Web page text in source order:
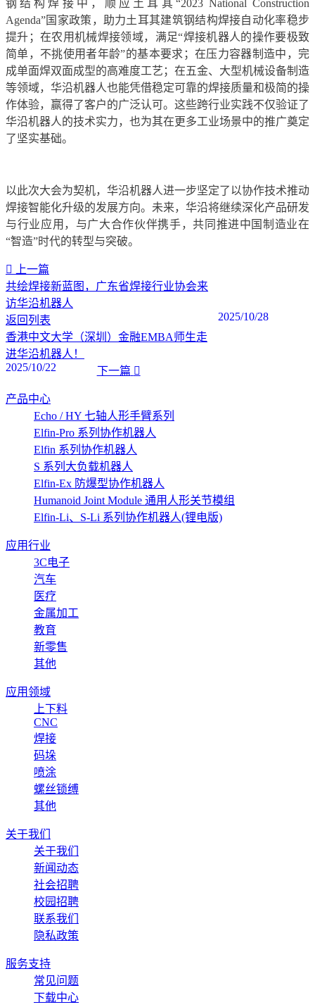
钢结构焊接中，顺应土耳其“2023 National Construction
Agenda”国家政策，助力土耳其建筑钢结构焊接自动化率稳步
提升；在农用机械焊接领域，满足“焊接机器人的操作要极致
简单，不挑使用者年龄”的基本要求；在压力容器制造中，完
成单面焊双面成型的高难度工艺；在五金、大型机械设备制造
等领域，华沿机器人也能凭借稳定可靠的焊接质量和极简的操
作体验，赢得了客户的广泛认可。这些跨行业实践不仅验证了
华沿机器人的技术实力，也为其在更多工业场景中的推广奠定
了坚实基础。
以此次大会为契机，华沿机器人进一步坚定了以协作技术推动
焊接智能化升级的发展方向。未来，华沿将继续深化产品研发
与行业应用，与广大合作伙伴携手，共同推进中国制造业在
“智造”时代的转型与突破。
上一篇
共绘焊接新蓝图，广东省焊接行业协会来
访华沿机器人
2025/10/28
返回列表
香港中文大学（深圳）金融EMBA师生走
进华沿机器人！
2025/10/22
下一篇
产品中心
Echo / HY 七轴人形手臂系列
Elfin-Pro 系列协作机器人
Elfin 系列协作机器人
S 系列大负载机器人
Elfin-Ex 防爆型协作机器人
Humanoid Joint Module 通用人形关节模组
Elfin-Li、S-Li 系列协作机器人(锂电版)
应用行业
3C电子
汽车
医疗
金属加工
教育
新零售
其他
应用领域
上下料
CNC
焊接
码垛
喷涂
螺丝锁缚
其他
关于我们
关于我们
新闻动态
社会招聘
校园招聘
联系我们
隐私政策
服务支持
常见问题
下载中心